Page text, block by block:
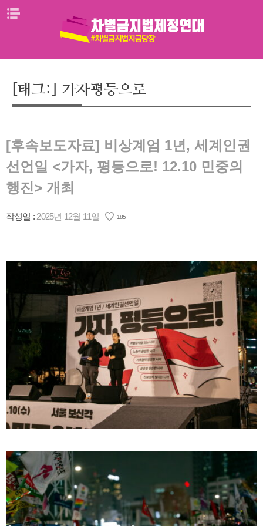
Skip
[태그:] 가자평등으로
[후속보도자료] 비상계엄 1년, 세계인권
선언일 <가자, 평등으로! 12.10 민중의
행진> 개최
작성일 : 2025년 12월 11일 185